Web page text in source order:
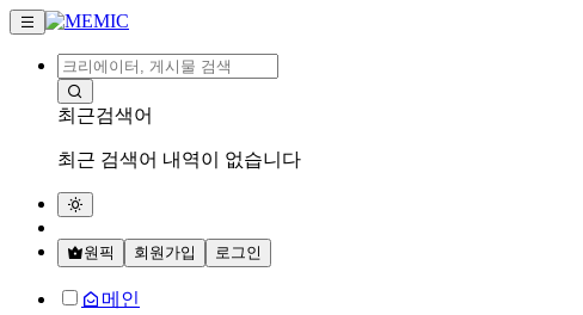
최근검색어
최근 검색어 내역이 없습니다
원픽 회원가입 로그인
메인